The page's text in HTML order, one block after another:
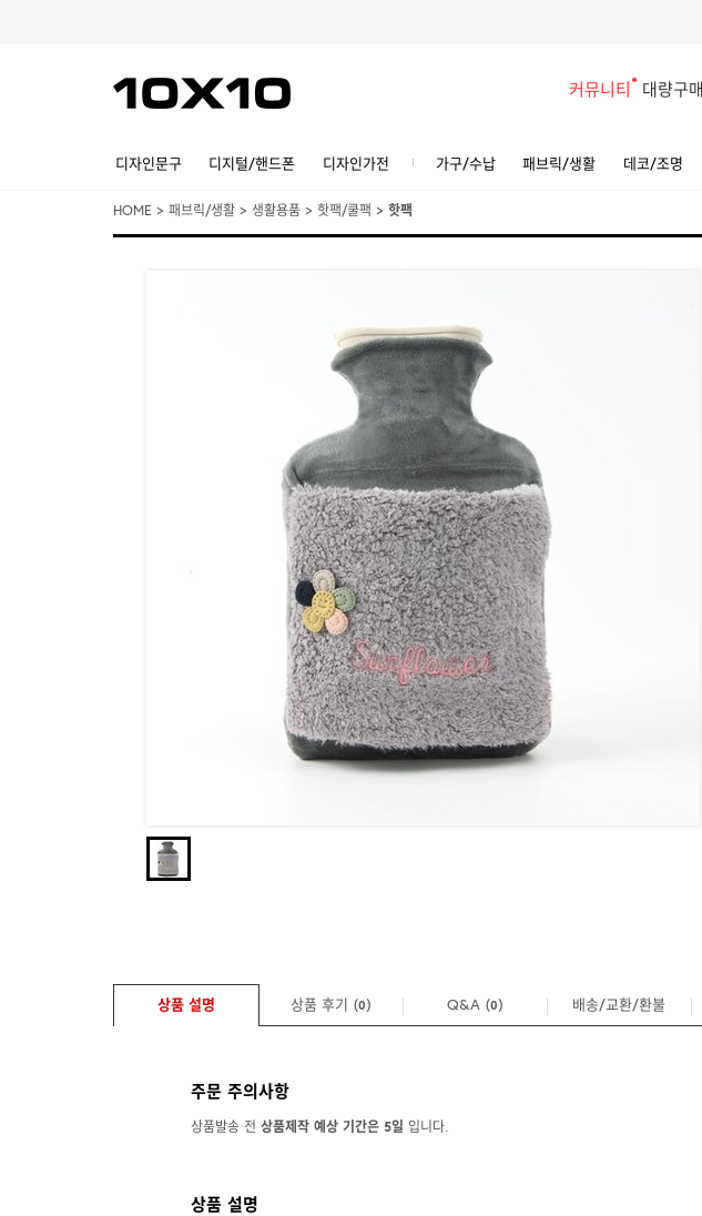
커뮤니티 대량구매
디자인문구 디지털/핸드폰 디자인가전 가구/수납 패브릭/생활 데코/조명
HOME > 패브릭/생활 > 생활용품 > 핫팩/쿨팩 > 핫팩
상품 설명 상품 후기 (0) Q&A (0) 배송/교환/환불
주문 주의사항
상품발송 전 상품제작 예상 기간은 5일 입니다.
상품 설명